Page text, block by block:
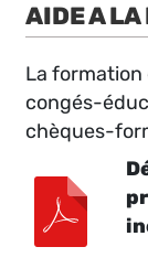
AIDE A LA
La formation
congés-
chèques-